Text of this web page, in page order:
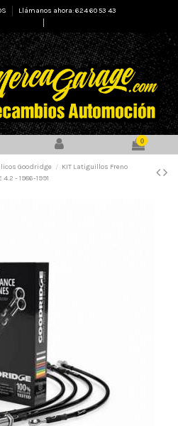
Llámanos ahora: 624 60 53 43
0
Goodridge
KIT Latiguillos Freno
- 1986-1991